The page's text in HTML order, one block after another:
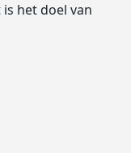
het doel van